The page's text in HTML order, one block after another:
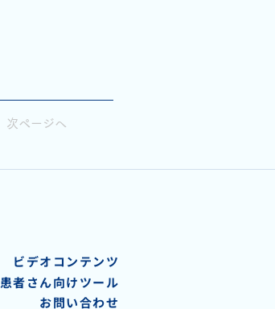
次ページへ
ビデオコンテンツ
患者さん向けツール
お問い合わせ